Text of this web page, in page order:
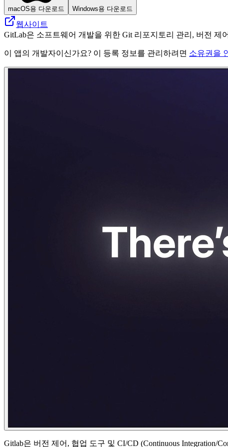
macOS용 다운로드 Windows용 다운로드
웹사이트
GitLab은 소프트웨어 개발을 위한 Git 리포지토리 관리, 버전 제
이 앱의 개발자이신가요? 이 등록 정보를 관리하려면 소유권을
Gitlab은 버전 제어, 협업 도구 및 CI/CD (Continuous